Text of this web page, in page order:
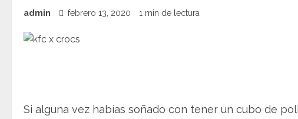
admin febrero 13, 2020 1 min de lectura
Si alguna vez habías soñado con tener un cubo de